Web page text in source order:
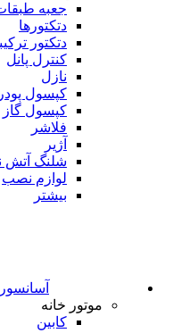
جعبه
دتکتورها
دتکتور
کنترل پانل
نازل
کپسول
کپسول گاز
فلاشر
آژیر
شلنگ آتش
لوازم نصب
بیشتر
آسانسور
موتور خانه
کابین